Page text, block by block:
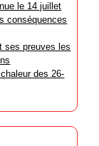
le 14 juillet
conséquences
ses preuves les
des 26-